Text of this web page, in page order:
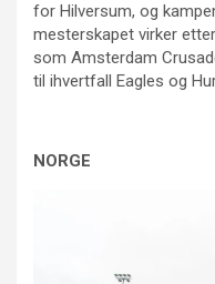
for Hilversum, og
mesterskapet virker
som Amsterdam
til ihvertfall Eagles og
NORGE